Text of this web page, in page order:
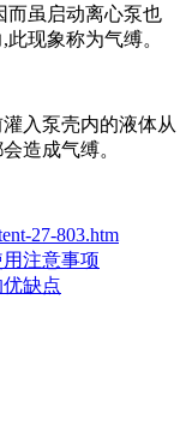
而虽启动离心泵也
现象称为气缚。
入泵壳内的液体从
造成气缚。
27-803.htm
注意事项
缺点